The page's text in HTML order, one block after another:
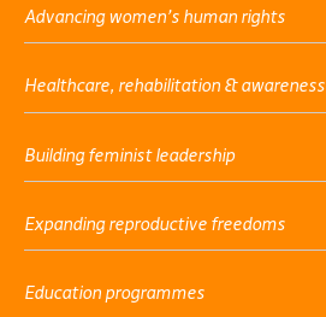
Advancing women’s human rights
Healthcare, rehabilitation & awareness
Building feminist leadership
Expanding reproductive freedoms
Education programmes